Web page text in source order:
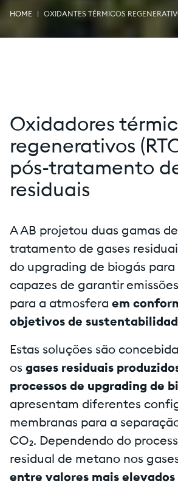
HOME OXIDANTES TÉRMICOS
Oxidadores
regenerativos
pós-tratamento
residuais
A AB projetou duas gamas
tratamento de gases
do upgrading de biogás
capazes de garantir
para a atmosfera em
objetivos de
Estas soluções são
os gases residuais
processos de upgrading de
apresentam diferentes
membranas para a
CO₂. Dependendo do
residual de metano nos
entre valores mais elevados